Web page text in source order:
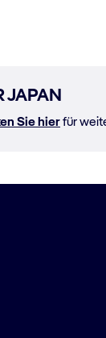
JAPAN
Sie hierfür